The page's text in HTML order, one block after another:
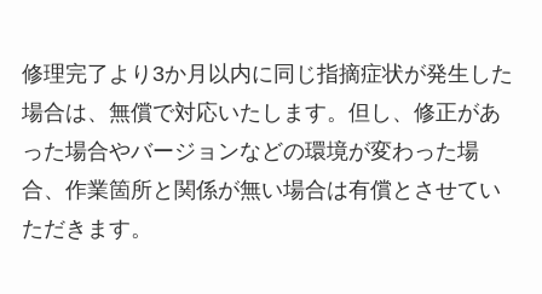
修理完了より3か月以内に同じ指摘症状が発生した
場合は、無償で対応いたします。但し、修正があ
った場合やバージョンなどの環境が変わった場
合、作業箇所と関係が無い場合は有償とさせてい
ただきます。